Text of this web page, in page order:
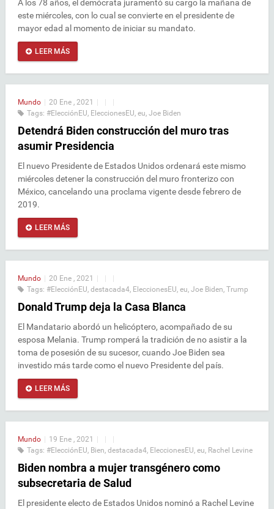
A los 78 años, el demócrata juramentó su cargo la mañana de
este miércoles, con lo cual se convierte en el presidente de
mayor edad al momento de iniciar su mandato.
LEER MÁS
Mundo 20 Ene , 2021
Tags: #ElecciónEU, EleccionesEU, eu, Joe Biden
Detendrá Biden construcción del muro tras
asumir Presidencia
El nuevo Presidente de Estados Unidos ordenará este mismo
miércoles detener la construcción del muro fronterizo con
México, cancelando una proclama vigente desde febrero de
2019.
LEER MÁS
Mundo 20 Ene , 2021
Tags: #ElecciónEU, destacada4, EleccionesEU, eu, Joe Biden, Trump
Donald Trump deja la Casa Blanca
El Mandatario abordó un helicóptero, acompañado de su
esposa Melania. Trump romperá la tradición de no asistir a la
toma de posesión de su sucesor, cuando Joe Biden sea
investido más tarde como el nuevo Presidente del país.
LEER MÁS
Mundo 19 Ene , 2021
Tags: #ElecciónEU, Bien, destacada4, EleccionesEU, eu, Rachel Levine
Biden nombra a mujer transgénero como
subsecretaria de Salud
El presidente electo de Estados Unidos nominó a Rachel Levine